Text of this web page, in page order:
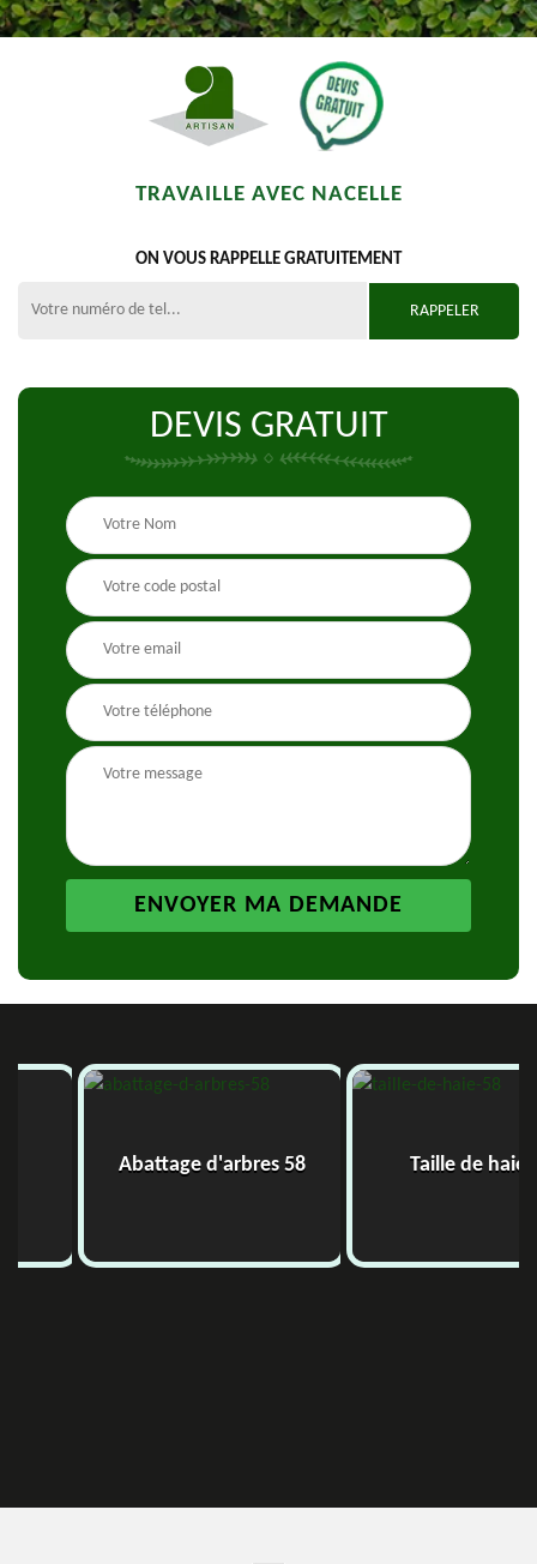
TRAVAILLE AVEC NACELLE
ON VOUS RAPPELLE GRATUITEMENT
DEVIS GRATUIT
Abattage d'arbres 58 Taille de haie